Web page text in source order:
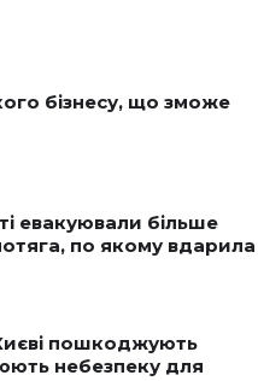
бізнесу, що зможе
евакуювали більше
по якому вдарила
пошкоджують
небезпеку для